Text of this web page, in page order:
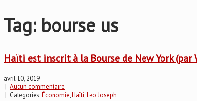
Tag: bourse us
Haïti est inscrit à la Bourse de New York (par
avril 10, 2019
| Aucun commentaire
| Categories:Économie,Haïti,Leo Joseph